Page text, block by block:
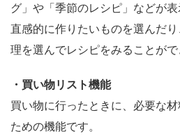
グ」や「季節のレシピ」などが
直感的に作りたいものを選んだ
理を選んでレシピをみることがで
・買い物リスト機能
買い物に行ったときに、必要な
ための機能です。